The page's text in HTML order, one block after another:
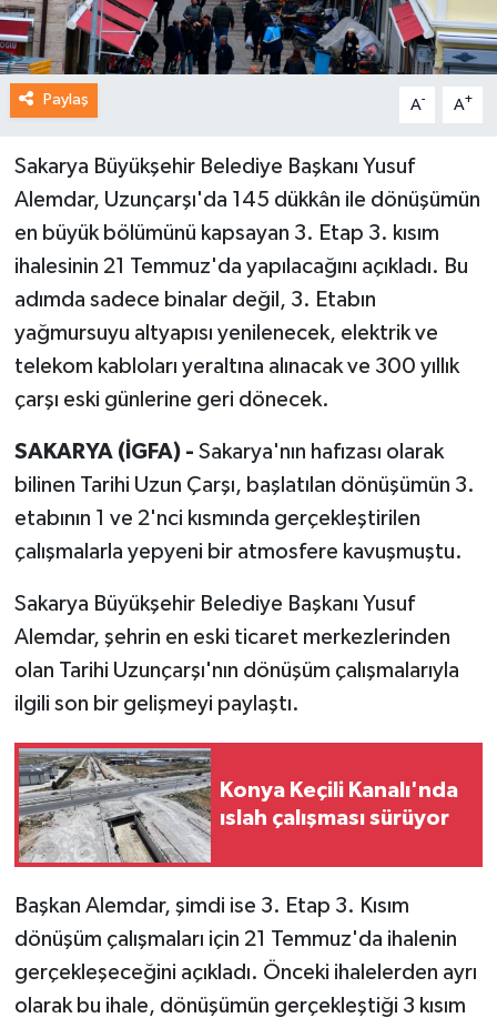
Paylaş A- A+
Sakarya Büyükşehir Belediye Başkanı Yusuf
Alemdar, Uzunçarşı'da 145 dükkân ile dönüşümün
en büyük bölümünü kapsayan 3. Etap 3. kısım
ihalesinin 21 Temmuz'da yapılacağını açıkladı. Bu
adımda sadece binalar değil, 3. Etabın
yağmursuyu altyapısı yenilenecek, elektrik ve
telekom kabloları yeraltına alınacak ve 300 yıllık
çarşı eski günlerine geri dönecek.
SAKARYA (İGFA) - Sakarya'nın hafızası olarak
bilinen Tarihi Uzun Çarşı, başlatılan dönüşümün 3.
etabının 1 ve 2'nci kısmında gerçekleştirilen
çalışmalarla yepyeni bir atmosfere kavuşmuştu.
Sakarya Büyükşehir Belediye Başkanı Yusuf
Alemdar, şehrin en eski ticaret merkezlerinden
olan Tarihi Uzunçarşı'nın dönüşüm çalışmalarıyla
ilgili son bir gelişmeyi paylaştı.
Konya Keçili Kanalı'nda
ıslah çalışması sürüyor
Başkan Alemdar, şimdi ise 3. Etap 3. Kısım
dönüşüm çalışmaları için 21 Temmuz'da ihalenin
gerçekleşeceğini açıkladı. Önceki ihalelerden ayrı
olarak bu ihale, dönüşümün gerçekleştiği 3 kısım